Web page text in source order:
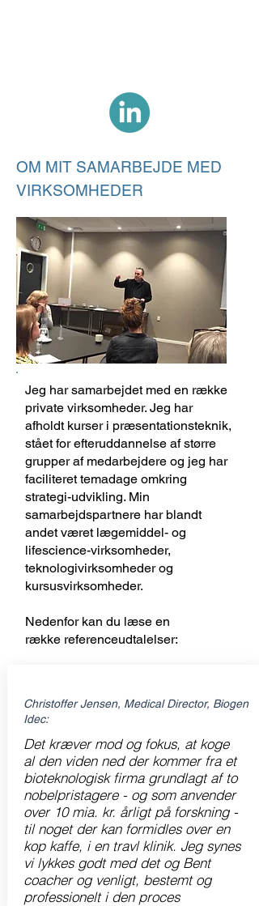
OM MIT SAMARBEJDE MED
VIRKSOMHEDER
Jeg har samarbejdet med en række
private virksomheder. Jeg har
afholdt kurser i præsentationsteknik,
stået for efteruddannelse af større
grupper af medarbejdere og jeg har
faciliteret temadage omkring
strategi-udvikling. Min
samarbejdspartnere har blandt
andet været lægemiddel- og
lifescience-virksomheder,
teknologivirksomheder og
kursusvirksomheder.
Nedenfor kan du læse en
række referenceudtalelser:
Christoffer Jensen, Medical Director, Biogen
Idec:
Det kræver mod og fokus, at koge
al den viden ned der kommer fra et
bioteknologisk firma grundlagt af to
nobelpristagere - og som anvender
over 10 mia. kr. årligt på forskning -
til noget der kan formidles over en
kop kaffe, i en travl klinik. Jeg synes
vi lykkes godt med det og Bent
coacher og venligt, bestemt og
professionelt i den proces